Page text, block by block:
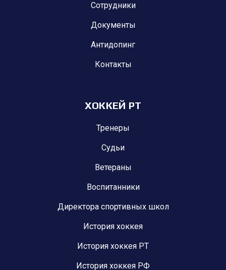
Сотрудники
Документы
Антидопинг
Контакты
ХОККЕЙ РТ
Тренеры
Судьи
Ветераны
Воспитанники
Директора спортивных школ
История хоккея
История хоккея РТ
История хоккея РФ